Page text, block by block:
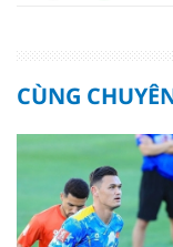
CÙNG